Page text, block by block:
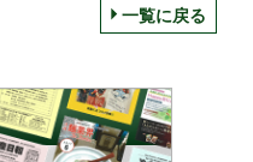
一覧に戻る